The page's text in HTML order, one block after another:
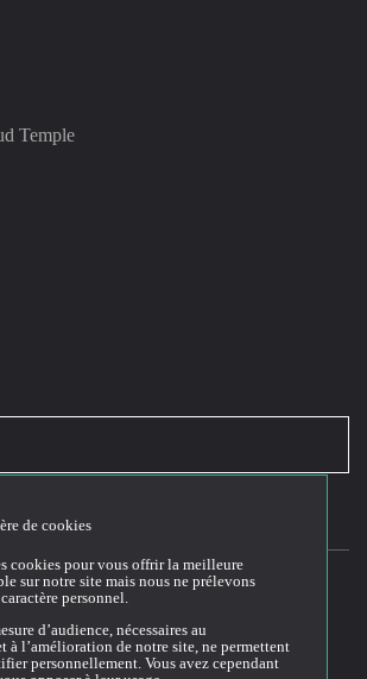
Temple
du site web
de cookies
cookies pour vous offrir la meilleure
sur notre site mais nous ne prélevons
personnel.
d’audience, nécessaires au
à l’amélioration de notre site, ne permettent
personnellement. Vous avez cependant